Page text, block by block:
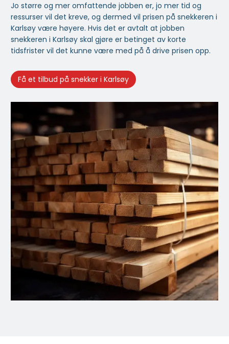
Jo større og mer omfattende jobben er, jo mer tid og
ressurser vil det kreve, og dermed vil prisen på snekkeren i
Karlsøy være høyere. Hvis det er avtalt at jobben
snekkeren i Karlsøy skal gjøre er betinget av korte
tidsfrister vil det kunne være med på å drive prisen opp.
Få et tilbud på snekker i Karlsøy